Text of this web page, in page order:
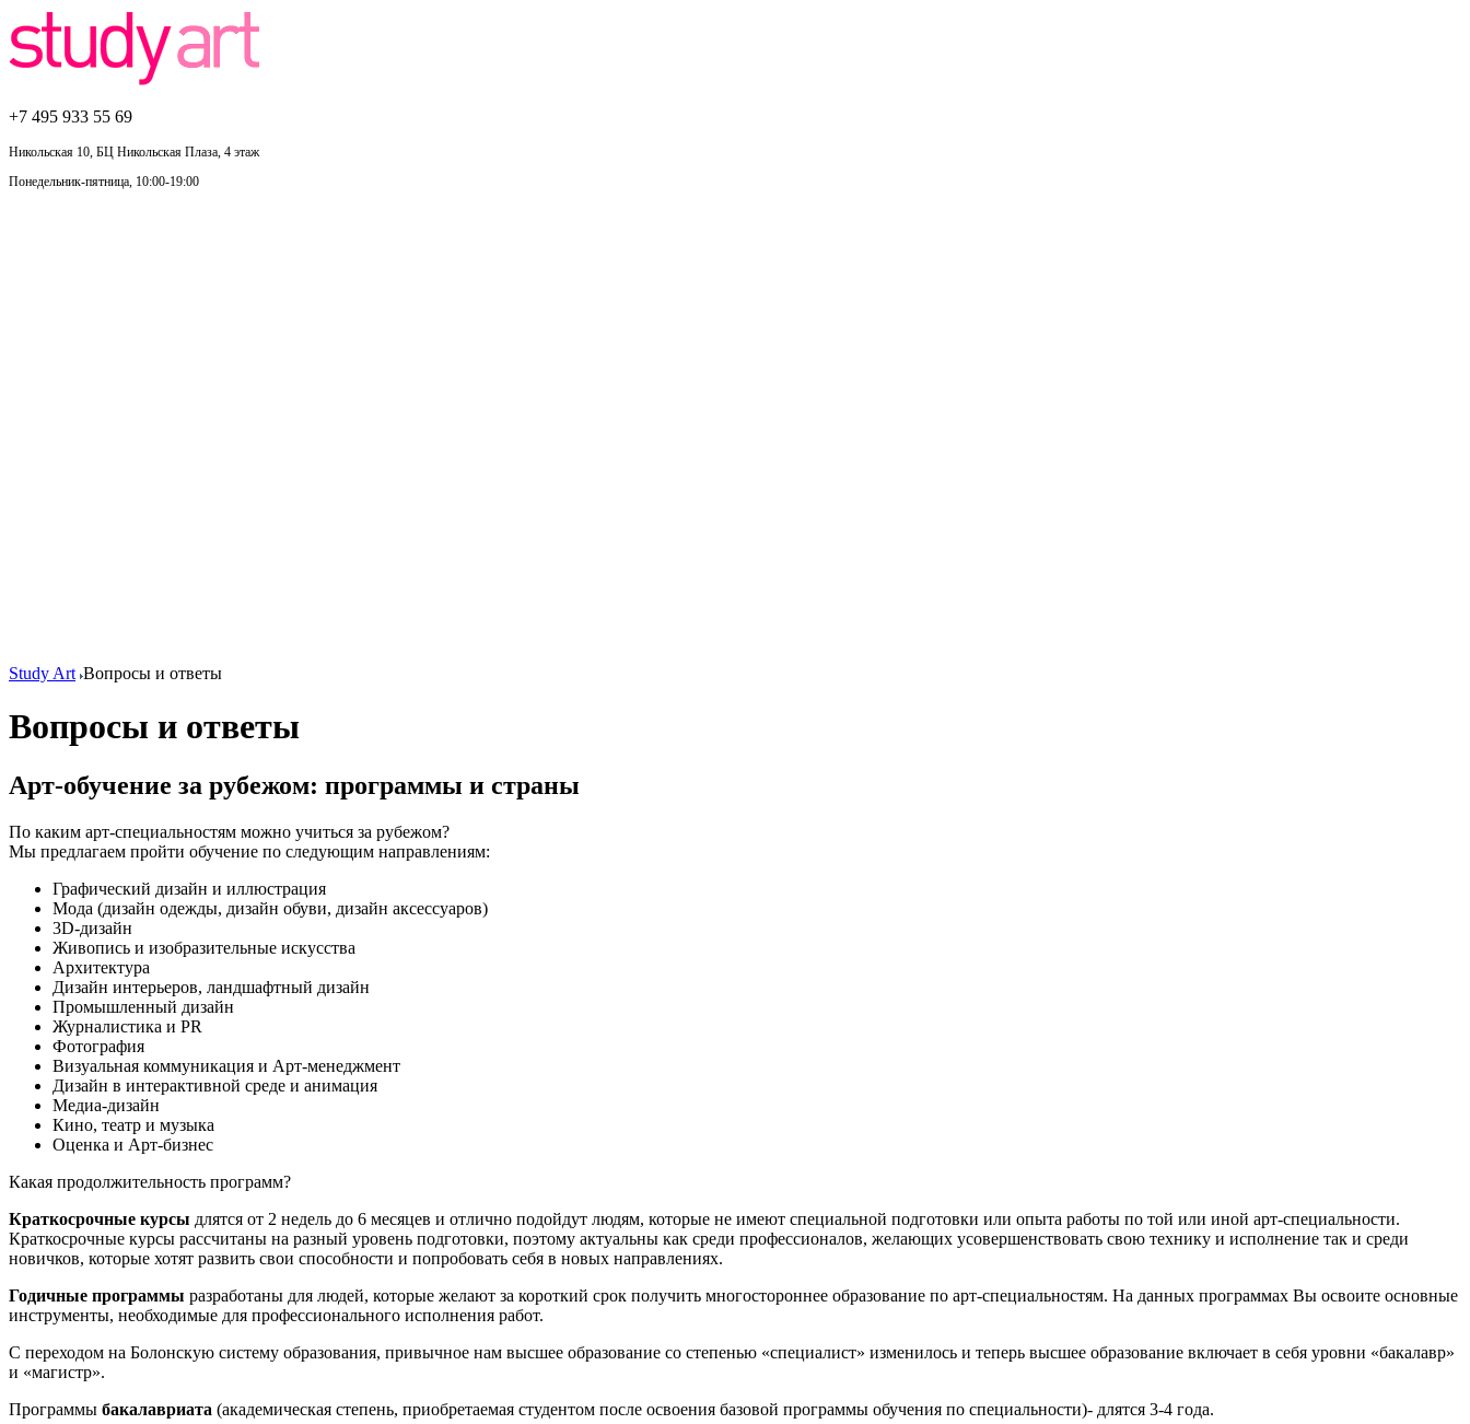
+7 495 933 55 69
Никольская 10, БЦ Никольская Плаза, 4 этаж
Понедельник-пятница, 10:00-19:00
Study Art Вопросы и ответы
Вопросы и ответы
Арт-обучение за рубежом: программы и страны
По каким арт-специальностям можно учиться за рубежом?
Мы предлагаем пройти обучение по следующим направлениям:
Графический дизайн и иллюстрация
Мода (дизайн одежды, дизайн обуви, дизайн аксессуаров)
3D-дизайн
Живопись и изобразительные искусства
Архитектура
Дизайн интерьеров, ландшафтный дизайн
Промышленный дизайн
Журналистика и PR
Фотография
Визуальная коммуникация и Арт-менеджмент
Дизайн в интерактивной среде и анимация
Медиа-дизайн
Кино, театр и музыка
Оценка и Арт-бизнес
Какая продолжительность программ?
Краткосрочные курсы длятся от 2 недель до 6 месяцев и отлично подойдут людям, которые не имеют специальной подготовки или опыта работы по той или иной арт-специальности.
Краткосрочные курсы рассчитаны на разный уровень подготовки, поэтому актуальны как среди профессионалов, желающих усовершенствовать свою технику и исполнение так и среди
новичков, которые хотят развить свои способности и попробовать себя в новых направлениях.
Годичные программы разработаны для людей, которые желают за короткий срок получить многостороннее образование по арт-специальностям. На данных программах Вы освоите основные
инструменты, необходимые для профессионального исполнения работ.
С переходом на Болонскую систему образования, привычное нам высшее образование со степенью «специалист» изменилось и теперь высшее образование включает в себя уровни «бакалавр»
и «магистр».
Программы бакалавриата (академическая степень, приобретаемая студентом после освоения базовой программы обучения по специальности)- длятся 3-4 года.